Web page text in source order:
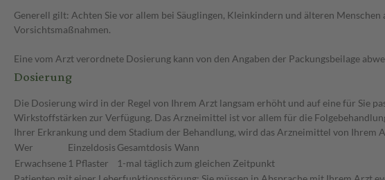
Generell gilt: Achten Sie vor allem bei Säuglingen, Kleinkindern und älteren
Vorsichtsmaßnahmen.
Eine vom Arzt verordnete Dosierung kann von den Angaben der Packungsbeilage
Dosierung
Die Dosierung wird in der Regel von Ihrem Arzt langsam erhöht und auf eine für Sie
Wirkstoffstärken zur Verfügung. Das Arzneimittel ist vor allem für die
Ihrer Erkrankung und dem Stadium der Behandlung, wird das Arzneimittel von Ihrem
Wer
Einzeldosis Gesamtdosis Wann
Erwachsene 1 Pflaster 1-mal täglich zum gleichen Zeitpunkt